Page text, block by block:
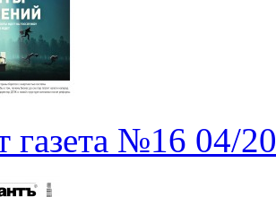
газета №16 04/